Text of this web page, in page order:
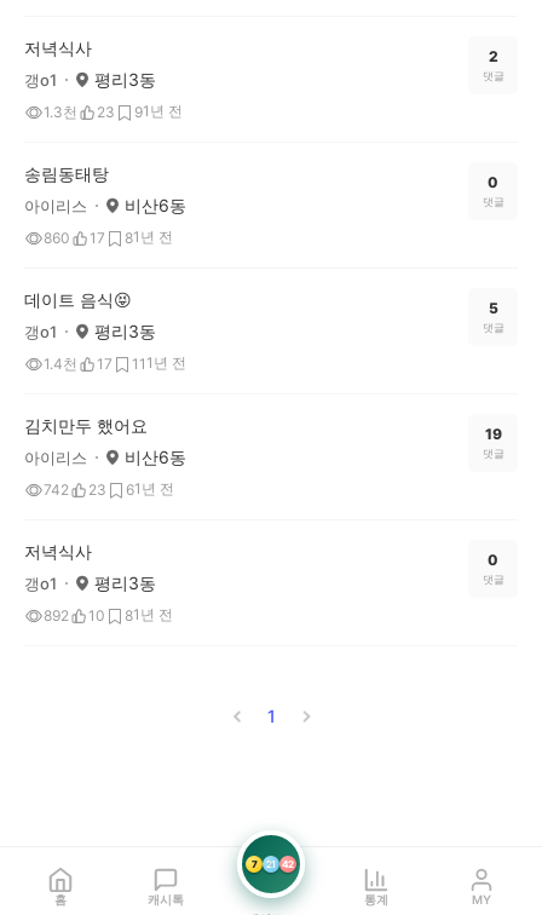
저녁식사
갱o1 평리3동
1.3천 23 91년 전
2
댓글
송림동태탕
아이리스 비산6동
860 17 81년 전
0
댓글
데이트 음식😝
갱o1 평리3동
1.4천 17 11 1년 전
5
댓글
김치만두 했어요
아이리스 비산6동
742 23 61년 전
19
댓글
저녁식사
갱o1 평리3동
892 10 81년 전
0
댓글
1
홈 캐시톡
7 21 42
통계 MY